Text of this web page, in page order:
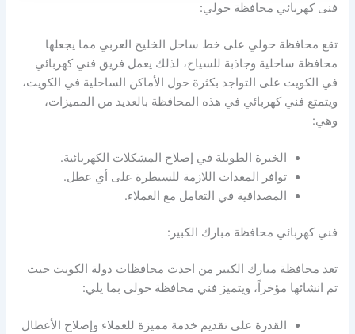
فنى كهربائي محافظة حولي:
تقع محافظة حولي على خط ساحل الخليج العربي مما يجعلها
محافظة ساحلية وجاذبة للسياح، لذلك يعمل فريق فني كهربائي
في الكويت على التواجد بكثرة حول الأماكن الساحلية في الكويت،
ويتمتع فني كهربائي في هذه المحافظة بالعديد من المميزات،
وهي:
الخبرة الطويلة في إصلاح المشكلات الكهربائية.
توافر المعدات اللازمة للسيطرة على أي عطل.
المصداقية في التعامل مع العملاء.
فني كهربائي محافظة مبارك الكبير:
تعد محافظة مبارك الكبير من احدث محافظات دولة الكويت حيث
تم انشائها مؤخراً، ويتميز فني محافظة حولى بما يلي:
القدرة على تقديم خدمة مميزة للعملاء وإصلاح الأعطال